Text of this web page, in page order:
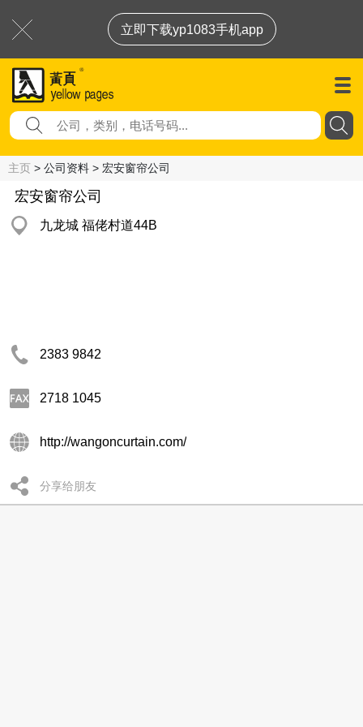
立即下载yp1083手机app
主页 > 公司资料 > 宏安窗帘公司
宏安窗帘公司
九龙城 福佬村道44B
2383 9842
2718 1045
http://wangoncurtain.com/
分享给朋友